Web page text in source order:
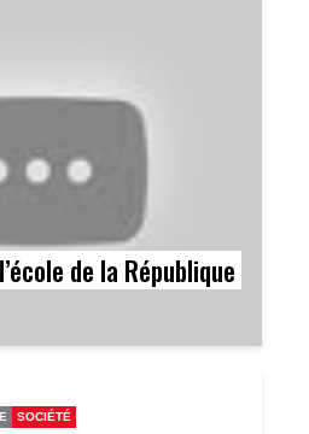
de la République
SOCIÉTÉ